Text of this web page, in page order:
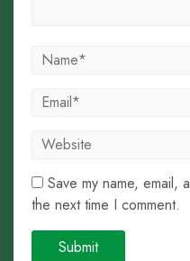
Save my name, email,
the next time I comment.